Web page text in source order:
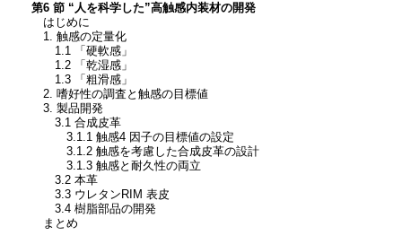
第6 節 “人を科学した”高触感内装材の開発
はじめに
1. 触感の定量化
1.1 「硬軟感」
1.2 「乾湿感」
1.3 「粗滑感」
2. 嗜好性の調査と触感の目標値
3. 製品開発
3.1 合成皮革
3.1.1 触感4 因子の目標値の設定
3.1.2 触感を考慮した合成皮革の設計
3.1.3 触感と耐久性の両立
3.2 本革
3.3 ウレタンRIM 表皮
3.4 樹脂部品の開発
まとめ